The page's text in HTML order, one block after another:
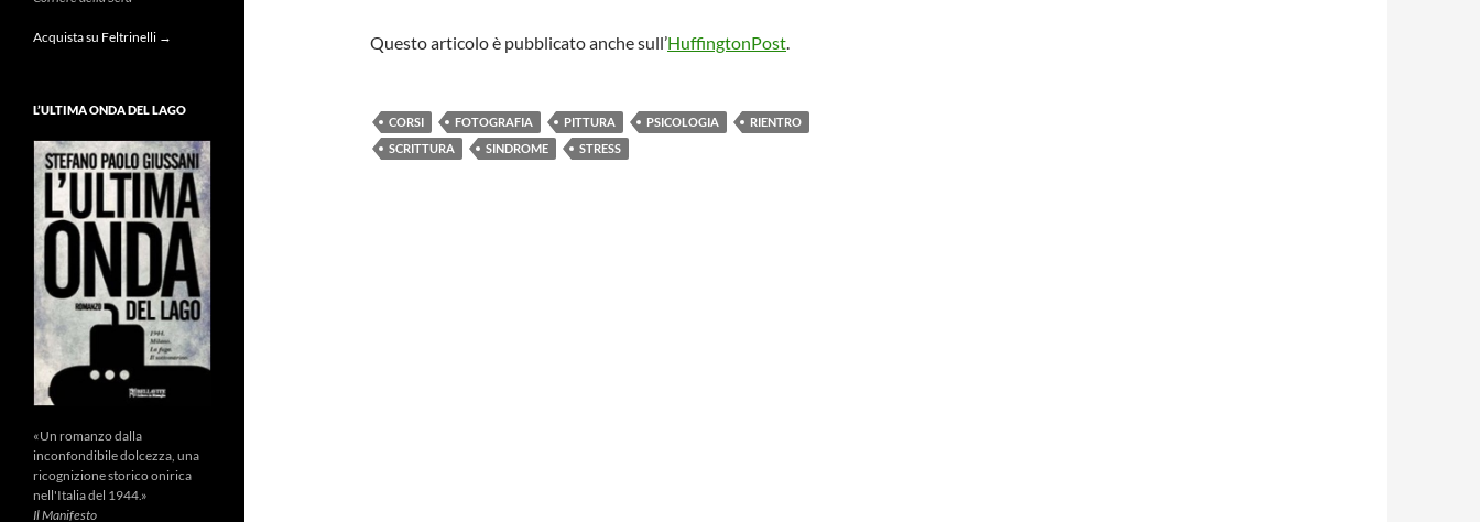
Questo articolo è pubblicato anche sull’HuffingtonPost.
CORSI FOTOGRAFIA PITTURA PSICOLOGIA
RIENTRO
SCRITTURA
SINDROME STRESS
Acquista su Feltrinelli →
L’ULTIMA ONDA DEL LAGO
«Un romanzo dalla
inconfondibile dolcezza, una
ricognizione storico onirica
nell'Italia del 1944.»
Il Manifesto